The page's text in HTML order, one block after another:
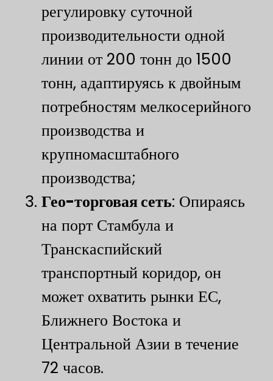
регулировку суточной
производительности одной
линии от 200 тонн до 1500
тонн, адаптируясь к двойным
потребностям мелкосерийного
производства и
крупномасштабного
производства;
​Гео-торговая сеть​​: Опираясь
на порт Стамбула и
Транскаспийский
транспортный коридор, он
может охватить рынки ЕС,
Ближнего Востока и
Центральной Азии в течение
72 часов.